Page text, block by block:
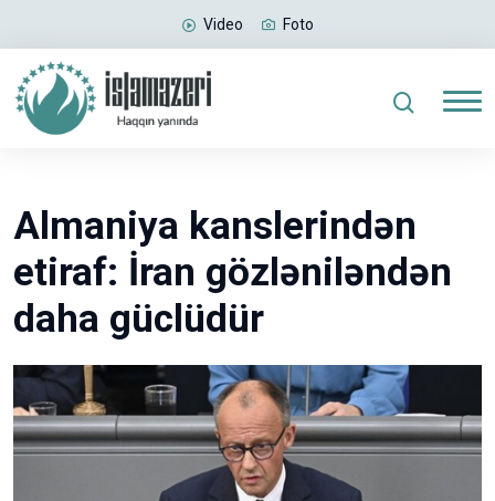
Video Foto
Almaniya kanslerindən
etiraf: İran gözləniləndən
daha güclüdür